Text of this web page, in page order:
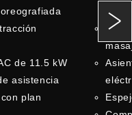
de 11.5 kW
asistencia
plan